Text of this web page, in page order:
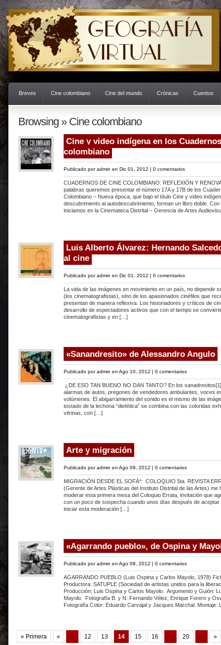
Breves Cine colombiano Cine del mundo Crónicas Cuentos
Browsing » Cine colombiano
Cine y video indígena en los
colombiano
Publicado poradmin en Dic 01, 2012 | 0 comentarios
CUADERNOS DE CINE COLOMBIANO: REFLEXIÓN Y
palabras queremos presentar el número 17A y 17B de los
Colombiano – Nueva época, que bajo el título Cine y video
descubrimiento al autodescubrimiento, forman un libro doble.
iniciamos en la Cinemateca Distrital – Gerencia de Artes
Luis Alberto Álvarez: Hernando
al cine
Publicado poradmin en Dic 01, 2012 | 0 comentarios
La vida de las imágenes en movimiento en un país, no depende
(los cinematografistas), sino de los apasionados cinéfilos que
presentan de manera reflexiva. Los historiadores y críticos de
desarrollo de espectadores activos que con el tiempo se
cinematografistas y en […]
«Sanandresito» de Alessandro Angulo
Publicado poradmin en Ago 10, 2012 | 0 comentarios
¿DE ESO TAN BUENO NO DAN TANTO? En los
alarmas de autos, pregones de vendedores ambulantes, voces
volúmenes. El abigarramiento del sonido es el mismo de las
tostado de la lechona “dietética” se combina con las coloridas
vitrinas, con […]
Arte y migración
Publicado poradmin en Ago 09, 2012 | 0 comentarios
MIGRACIÓN DESDE EL SOFÁ*: COLOQUIO 5ta. REVISTA
(Gerente de Artes Plásticas del Instituto Distrital de las Artes) me
moderar esta primera mesa del Coloquio Errata, invitación que
con un poco de sospecha cuando unos días después de aceptar
iniciar esta moderación […]
«Agarrando pueblo», de Ospina y
Publicado poradmin en Ago 08, 2012 | 0 comentarios
AGARRANDO PUEBLO (Luis Ospina y Carlos Mayolo, 1978)
Productora: SATUPLE (Sociedad de artistas unidos para la
Producción: Luis Ospina y Carlos Mayolo. Argumento y Guión:
Mayolo. Fotografía B. y N: Fernando Vélez, Enrique Forero y
Fotografía Color: Eduardo Carvajal y Jacques Marchal.
« Primera « ... 12 13 14 15 16 ... 20 ... »